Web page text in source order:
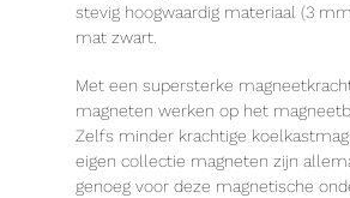
stevig hoogwaardig materiaal (3
mat zwart.
Met een supersterke
magneten werken op het
Zelfs minder krachtige
eigen collectie magneten zijn
genoeg voor deze magnetische